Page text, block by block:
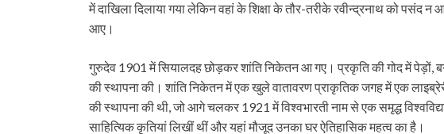
में दाखिला दिलाया गया लेकिन वहां के शिक्षा के तौर-तरीके रवीन्द्रनाथ को पसंद न
आए।
गुरुदेव 1901 में सियालदह छोड़कर शांति निकेतन आ गए। प्रकृति की गोद में पेड़ों,
की स्थापना की। शांति निकेतन में एक खुले वातावरण प्राकृतिक जगह में एक
की स्थापना की थी, जो आगे चलकर 1921 में विश्वभारती नाम से एक समृद्ध
साहित्यिक कृतियां लिखीं थीं और यहां मौजूद उनका घर ऐतिहासिक महत्व का है।